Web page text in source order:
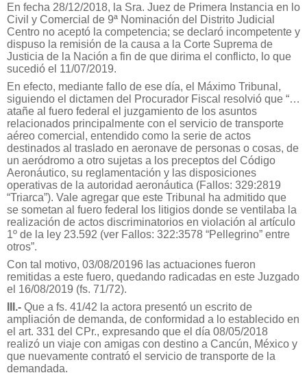
En fecha 28/12/2018, la Sra. Juez de Primera Instancia en lo
Civil y Comercial de 9ª Nominación del Distrito Judicial
Centro no aceptó la competencia; se declaró incompetente y
dispuso la remisión de la causa a la Corte Suprema de
Justicia de la Nación a fin de que dirima el conflicto, lo que
sucedió el 11/07/2019.
En efecto, mediante fallo de ese día, el Máximo Tribunal,
siguiendo el dictamen del Procurador Fiscal resolvió que “…
atañe al fuero federal el juzgamiento de los asuntos
relacionados principalmente con el servicio de transporte
aéreo comercial, entendido como la serie de actos
destinados al traslado en aeronave de personas o cosas, de
un aeródromo a otro sujetas a los preceptos del Código
Aeronáutico, su reglamentación y las disposiciones
operativas de la autoridad aeronáutica (Fallos: 329:2819
“Triarca”). Vale agregar que este Tribunal ha admitido que
se sometan al fuero federal los litigios donde se ventilaba la
realización de actos discriminatorios en violación al artículo
1º de la ley 23.592 (ver Fallos: 322:3578 “Pellegrino” entre
otros”.
Con tal motivo, 03/08/20196 las actuaciones fueron
remitidas a este fuero, quedando radicadas en este Juzgado
el 16/08/2019 (fs. 71/72).
III.- Que a fs. 41/42 la actora presentó un escrito de
ampliación de demanda, de conformidad a lo establecido en
el art. 331 del CPr., expresando que el día 08/05/2018
realizó un viaje con amigas con destino a Cancún, México y
que nuevamente contrató el servicio de transporte de la
demandada.